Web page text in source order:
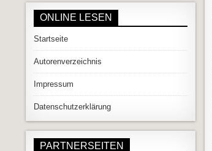
ONLINE LESEN
Startseite
Autorenverzeichnis
Impressum
Datenschutzerklärung
PARTNERSEITEN